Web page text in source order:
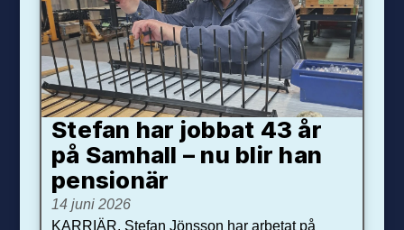
Stefan har jobbat 43 år
på Samhall – nu blir han
pensionär
14 juni 2026
KARRIÄR. Stefan Jönsson har arbetat på